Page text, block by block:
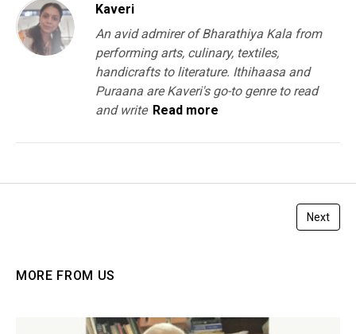
Kaveri
An avid admirer of Bharathiya Kala from
performing arts, culinary, textiles,
handicrafts to literature. Ithihaasa and
Puraana are Kaveri's go-to genre to read
and write Read more
Next
MORE FROM US